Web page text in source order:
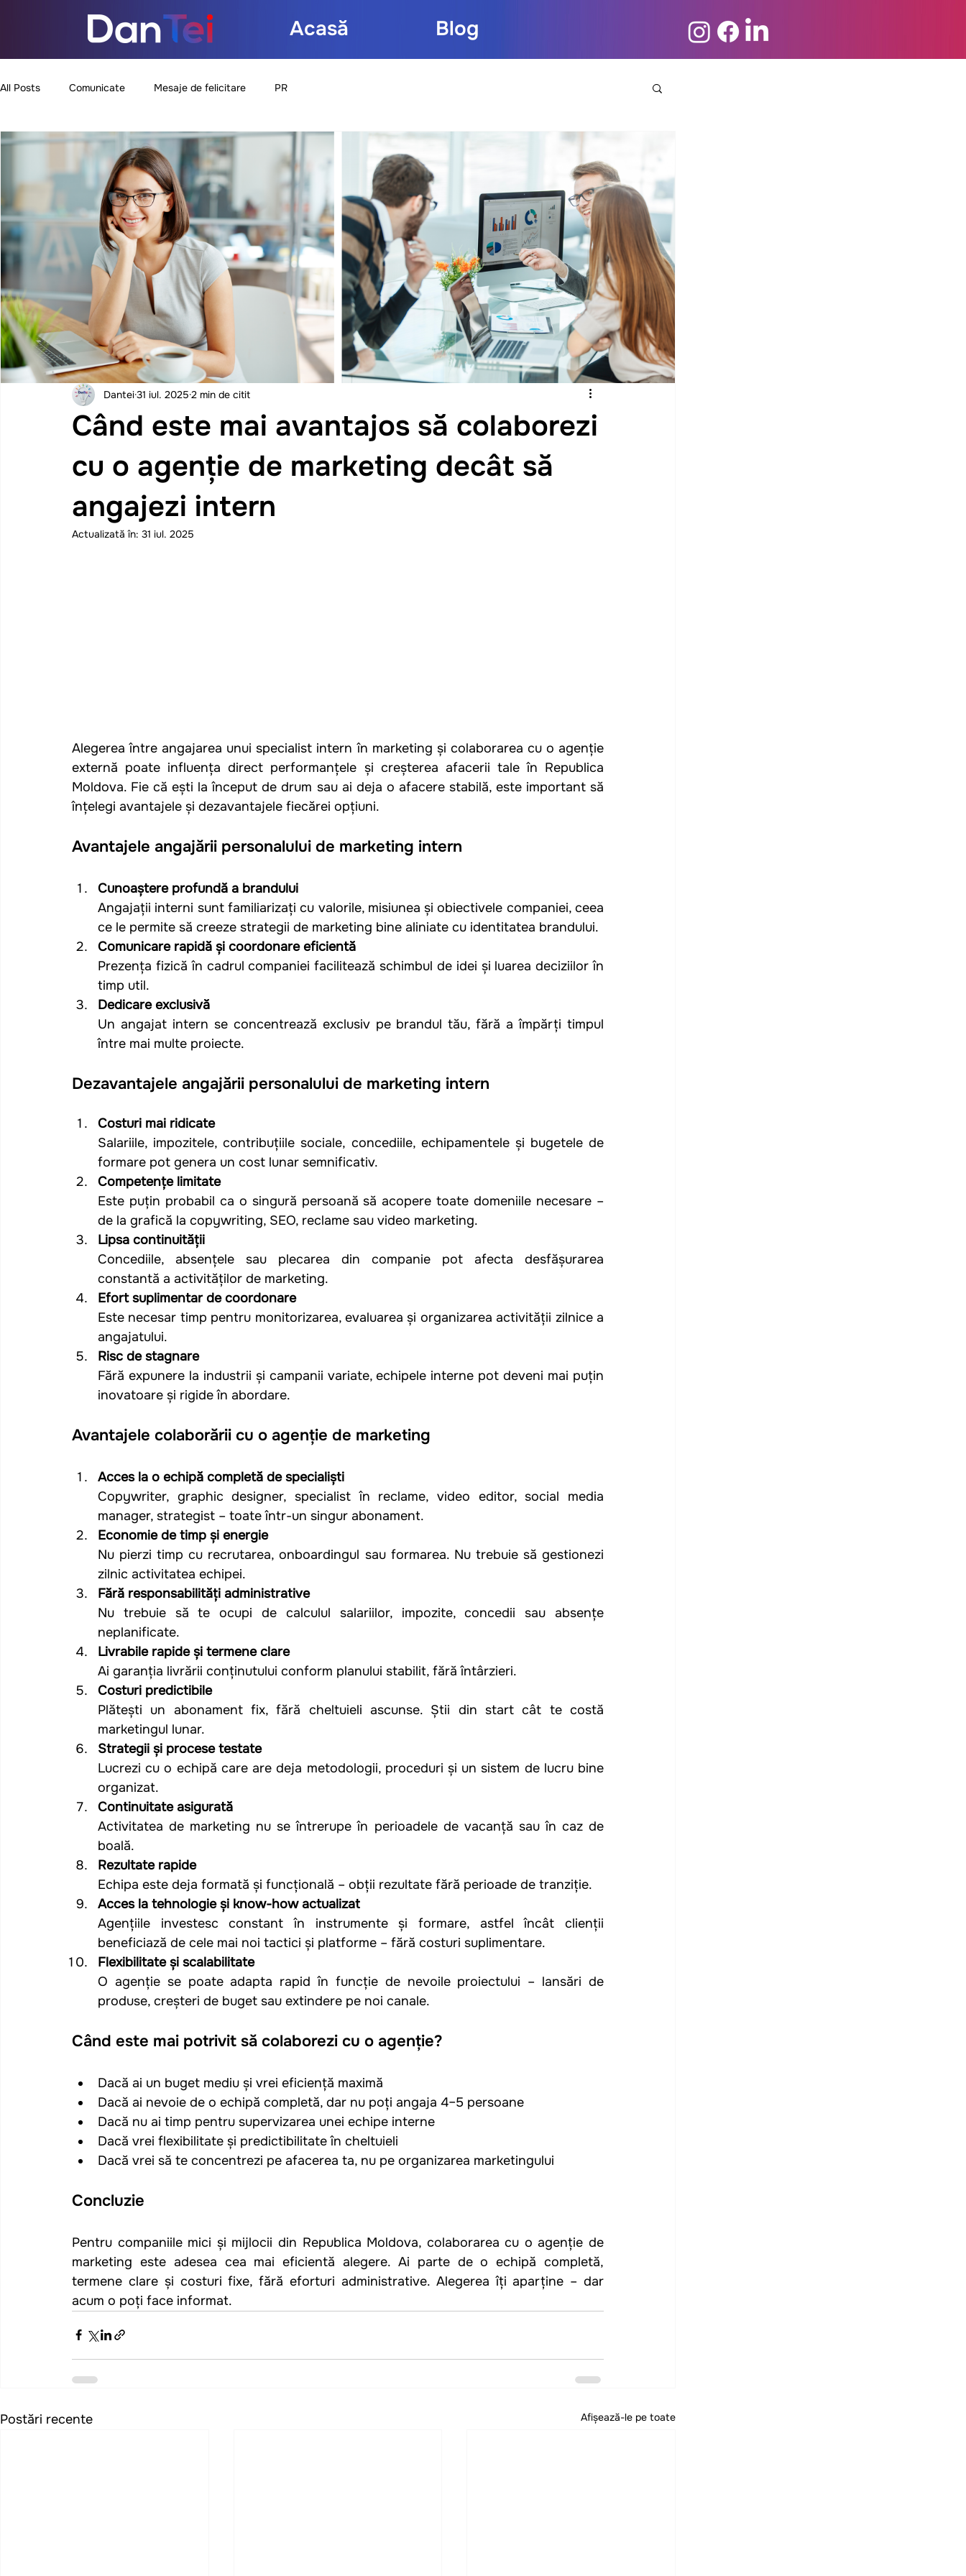
Acasă Blog
All Posts Comunicate Mesaje de felicitare PR
Când este mai avantajos să colaborezi
cu o agenție de marketing decât să
angajezi intern
Dantei31 iul. 2025 2 min de citit
Actualizată în: 31 iul. 2025
Alegerea între angajarea unui specialist intern în marketing și colaborarea cu o agenție
externă poate influența direct performanțele și creșterea afacerii tale în Republica
Moldova. Fie că ești la început de drum sau ai deja o afacere stabilă, este important să
înțelegi avantajele și dezavantajele fiecărei opțiuni.
Avantajele angajării personalului de marketing intern
Cunoaștere profundă a brandului
Angajații interni sunt familiarizați cu valorile, misiunea și obiectivele companiei, ceea
ce le permite să creeze strategii de marketing bine aliniate cu identitatea brandului.
Comunicare rapidă și coordonare eficientă
Prezența fizică în cadrul companiei facilitează schimbul de idei și luarea deciziilor în
timp util.
Dedicare exclusivă
Un angajat intern se concentrează exclusiv pe brandul tău, fără a împărți timpul
între mai multe proiecte.
Dezavantajele angajării personalului de marketing intern
Costuri mai ridicate
Salariile, impozitele, contribuțiile sociale, concediile, echipamentele și bugetele de
formare pot genera un cost lunar semnificativ.
Competențe limitate
Este puțin probabil ca o singură persoană să acopere toate domeniile necesare –
de la grafică la copywriting, SEO, reclame sau video marketing.
Lipsa continuității
Concediile, absențele sau plecarea din companie pot afecta desfășurarea
constantă a activităților de marketing.
Efort suplimentar de coordonare
Este necesar timp pentru monitorizarea, evaluarea și organizarea activității zilnice a
angajatului.
Risc de stagnare
Fără expunere la industrii și campanii variate, echipele interne pot deveni mai puțin
inovatoare și rigide în abordare.
Avantajele colaborării cu o agenție de marketing
Acces la o echipă completă de specialiști
Copywriter, graphic designer, specialist în reclame, video editor, social media
manager, strategist – toate într-un singur abonament.
Economie de timp și energie
Nu pierzi timp cu recrutarea, onboardingul sau formarea. Nu trebuie să gestionezi
zilnic activitatea echipei.
Fără responsabilități administrative
Nu trebuie să te ocupi de calculul salariilor, impozite, concedii sau absențe
neplanificate.
Livrabile rapide și termene clare
Ai garanția livrării conținutului conform planului stabilit, fără întârzieri.
Costuri predictibile
Plătești un abonament fix, fără cheltuieli ascunse. Știi din start cât te costă
marketingul lunar.
Strategii și procese testate
Lucrezi cu o echipă care are deja metodologii, proceduri și un sistem de lucru bine
organizat.
Continuitate asigurată
Activitatea de marketing nu se întrerupe în perioadele de vacanță sau în caz de
boală.
Rezultate rapide
Echipa este deja formată și funcțională – obții rezultate fără perioade de tranziție.
Acces la tehnologie și know-how actualizat
Agențiile investesc constant în instrumente și formare, astfel încât clienții
beneficiază de cele mai noi tactici și platforme – fără costuri suplimentare.
Flexibilitate și scalabilitate
O agenție se poate adapta rapid în funcție de nevoile proiectului – lansări de
produse, creșteri de buget sau extindere pe noi canale.
Când este mai potrivit să colaborezi cu o agenție?
Dacă ai un buget mediu și vrei eficiență maximă
Dacă ai nevoie de o echipă completă, dar nu poți angaja 4–5 persoane
Dacă nu ai timp pentru supervizarea unei echipe interne
Dacă vrei flexibilitate și predictibilitate în cheltuieli
Dacă vrei să te concentrezi pe afacerea ta, nu pe organizarea marketingului
Concluzie
Pentru companiile mici și mijlocii din Republica Moldova, colaborarea cu o agenție de
marketing este adesea cea mai eficientă alegere. Ai parte de o echipă completă,
termene clare și costuri fixe, fără eforturi administrative. Alegerea îți aparține – dar
acum o poți face informat.
Postări recente Afișează-le pe toate